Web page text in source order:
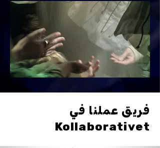
فريق عملنا في
Kollaborativet